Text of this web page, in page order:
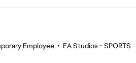
Employee • EA Studios - SPORTS